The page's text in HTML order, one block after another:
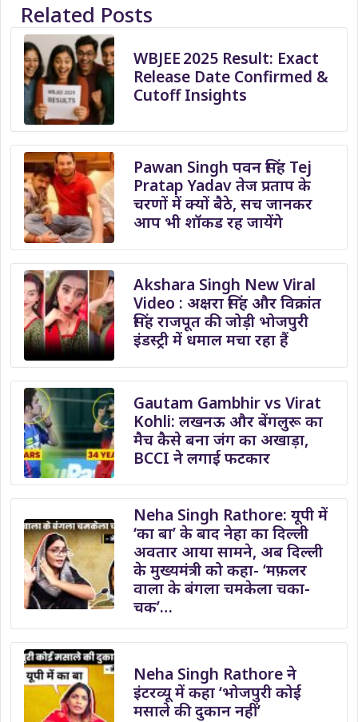
Related Posts
WBJEE 2025 Result: Exact
Release Date Confirmed &
Cutoff Insights
Pawan Singh पवन सिंह Tej
Pratap Yadav तेज प्रताप के
चरणों में क्यों बैठे, सच जानकर
आप भी शॉकड रह जायेंगे
Akshara Singh New Viral
Video : अक्षरा सिंह और विक्रांत
सिंह राजपूत की जोड़ी भोजपुरी
इंडस्ट्री में धमाल मचा रहा हैं
Gautam Gambhir vs Virat
Kohli: लखनऊ और बेंगलुरू का
मैच कैसे बना जंग का अखाड़ा,
BCCI ने लगाई फटकार
Neha Singh Rathore: यूपी में
‘का बा’ के बाद नेहा का दिल्ली
अवतार आया सामने, अब दिल्ली
के मुख्यमंत्री को कहा- ‘मफ़लर
वाला के बंगला चमकेला चका-
चक’…
Neha Singh Rathore ने
इंटरव्यू में कहा ‘भोजपुरी कोई
मसाले की दुकान नहीं’